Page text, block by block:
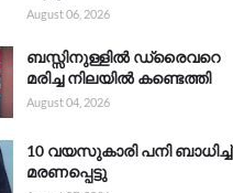
August 06, 2026
ബസ്സിനുള്ളിൽ ഡ്രൈവറെ
മരിച്ച നിലയിൽ കണ്ടെത്തി
August 04, 2026
10 വയസുകാരി പനി ബാധിച്ച്
മരണപ്പെട്ടു